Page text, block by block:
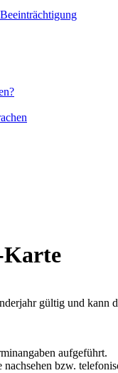
Karte
gültig und kann
aufgeführt.
bzw.